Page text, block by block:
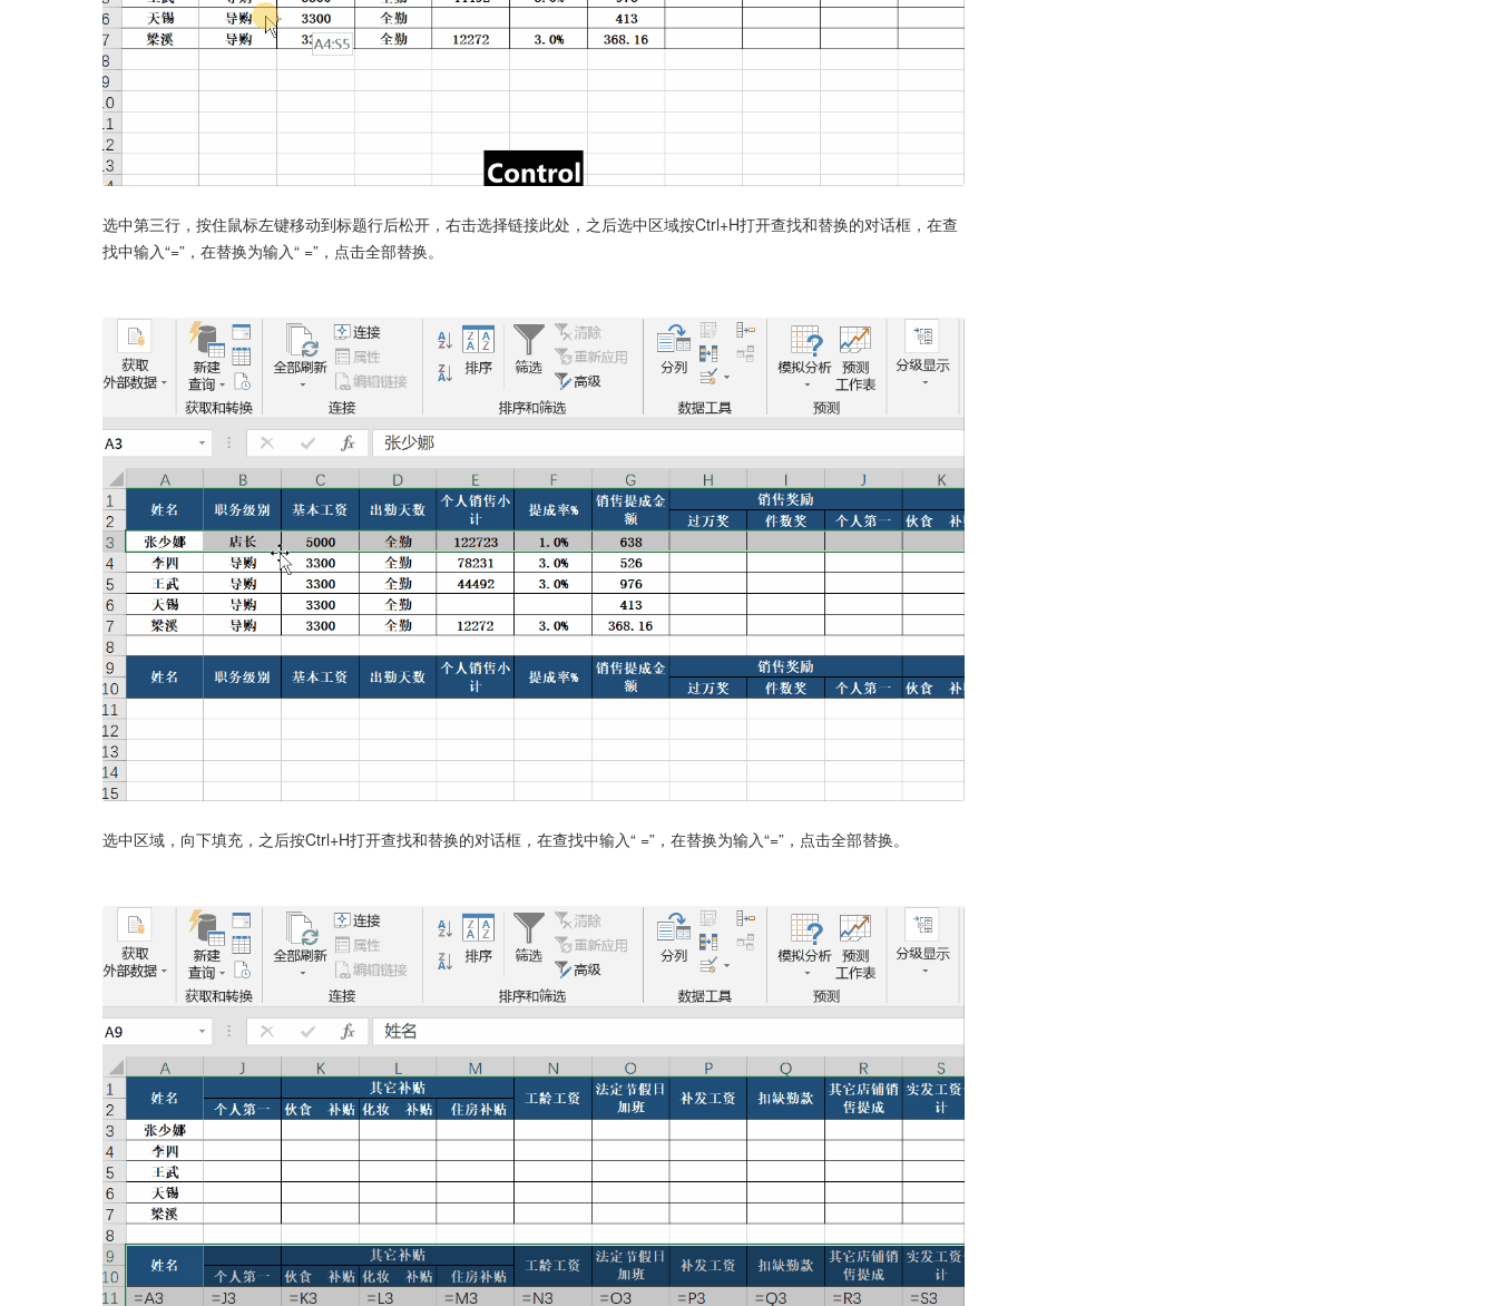
选中第三行，按住鼠标左键移动到标题行后松开，右击选择链接此处，之后选中区域按Ctrl+H打开查找和替换的对话框，在查
找中输入“=”，在替换为输入“ =”，点击全部替换。
选中区域，向下填充，之后按Ctrl+H打开查找和替换的对话框，在查找中输入“ =”，在替换为输入“=”，点击全部替换。